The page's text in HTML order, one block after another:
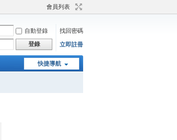
會員列表
自動登錄
找回密碼
登錄 立即註冊
快捷導航